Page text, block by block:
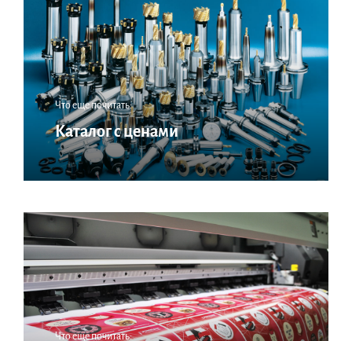
Что еще почитать:
Каталог с ценами
Что еще почитать: